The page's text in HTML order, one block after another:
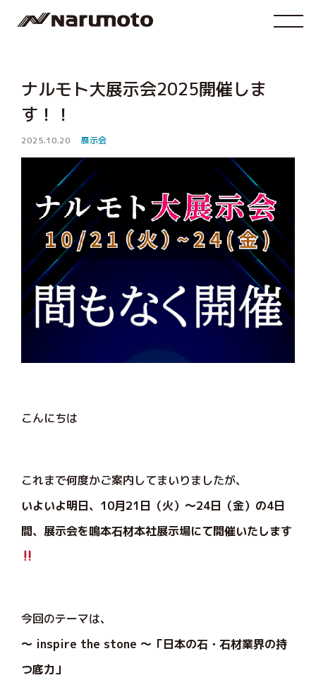
ナルモト大展示会2025開催しま
す！！
2025.10.20 展示会
こんにちは
これまで何度かご案内してまいりましたが、
いよいよ明日、10月21日（火）～24日（金）の4日
間、展示会を鳴本石材本社展示場にて開催いたします
今回のテーマは、
〜 inspire the stone 〜「日本の石・石材業界の持
つ底力」